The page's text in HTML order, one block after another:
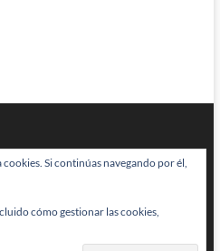
Theme Freesia|WordPress| © Todos
Si continúas navegando por él,
cómo gestionar las cookies,